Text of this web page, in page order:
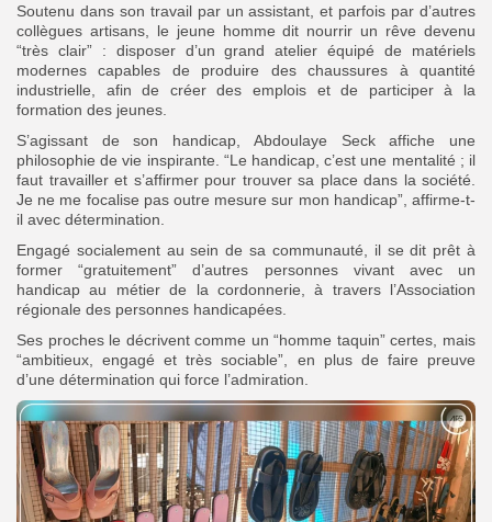
Soutenu dans son travail par un assistant, et parfois par d’autres
collègues artisans, le jeune homme dit nourrir un rêve devenu
“très clair” : disposer d’un grand atelier équipé de matériels
modernes capables de produire des chaussures à quantité
industrielle, afin de créer des emplois et de participer à la
formation des jeunes.
S’agissant de son handicap, Abdoulaye Seck affiche une
philosophie de vie inspirante. “Le handicap, c’est une mentalité ; il
faut travailler et s’affirmer pour trouver sa place dans la société.
Je ne me focalise pas outre mesure sur mon handicap”, affirme-t-
il avec détermination.
Engagé socialement au sein de sa communauté, il se dit prêt à
former “gratuitement” d’autres personnes vivant avec un
handicap au métier de la cordonnerie, à travers l’Association
régionale des personnes handicapées.
Ses proches le décrivent comme un “homme taquin” certes, mais
“ambitieux, engagé et très sociable”, en plus de faire preuve
d’une détermination qui force l’admiration.